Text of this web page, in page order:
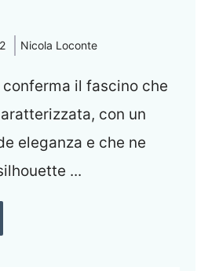
Nicola Loconte
il fascino che
con un
eleganza e che ne
...